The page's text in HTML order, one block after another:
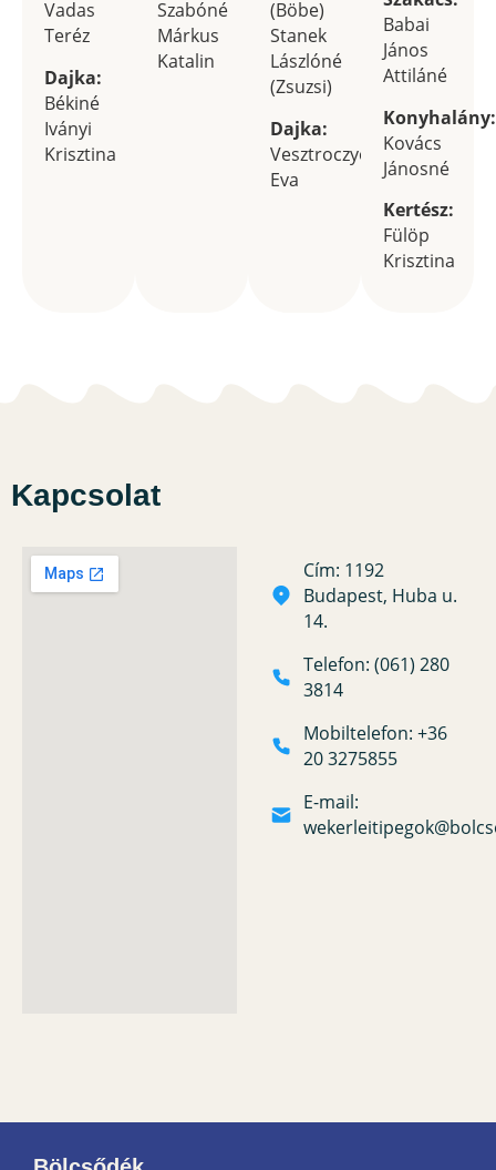
Vadas
Teréz
Dajka:
Békiné
Iványi
Krisztina
Szabóné
Márkus
Katalin
(Böbe)
Stanek
Lászlóné
(Zsuzsi)
Dajka:
Vesztroczyova
Eva
Babai
János
Attiláné
Konyhalány:
Kovács
Jánosné
Kertész:
Fülöp
Krisztina
Kapcsolat
Cím: 1192
Budapest, Huba u.
14.
Telefon: (061) 280
3814
Mobiltelefon: +36
20 3275855
E-mail: